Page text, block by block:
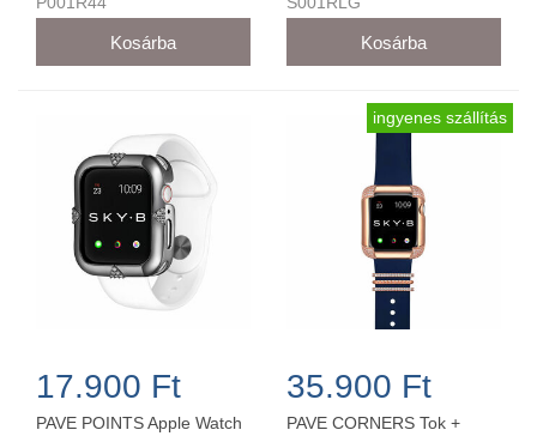
Rose Arany Színű -
42MM/44MM - S001RLG
17.900 Ft
PAVE POINTS Apple Watch
ingyenes szállítás
35.900 Ft
PAVE CORNERS Tok +